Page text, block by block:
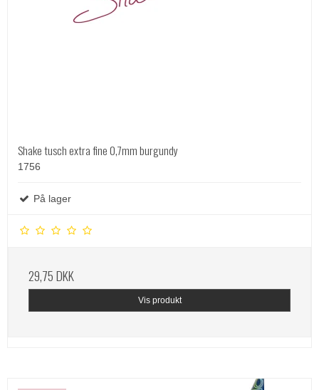
Shake tusch extra fine 0,7mm burgundy
1756
På lager
29,75 DKK
Vis produkt